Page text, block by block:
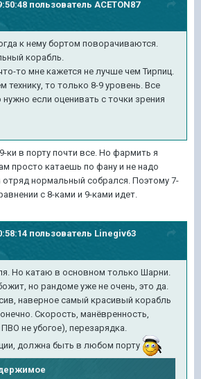
пользователь ACETON87
к нему бортом поворачиваются.
корабль.
то мне кажется не лучше чем Тирпиц.
технику, то только 8-9 уровень. Все
если оценивать с точки зрения
ки в порту почти все. Но фармить я
просто катаешь по фану и не надо
отряд нормальный собрался. Поэтому 7-
с 8-ками и 9-ками идет.
пользователь Linegiv63
Но катаю в основном только Шарни.
но рандоме уже не очень, это да.
наверное самый красивый корабль
Скорость, манёвренность,
не убогое), перезарядка.
должна быть в любом порту